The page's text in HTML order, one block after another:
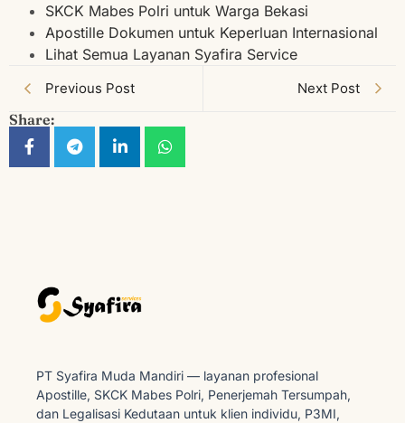
SKCK Mabes Polri untuk Warga Bekasi
Apostille Dokumen untuk Keperluan Internasional
Lihat Semua Layanan Syafira Service
Previous Post Next Post
Share:
PT Syafira Muda Mandiri — layanan profesional
Apostille, SKCK Mabes Polri, Penerjemah Tersumpah,
dan Legalisasi Kedutaan untuk klien individu, P3MI,